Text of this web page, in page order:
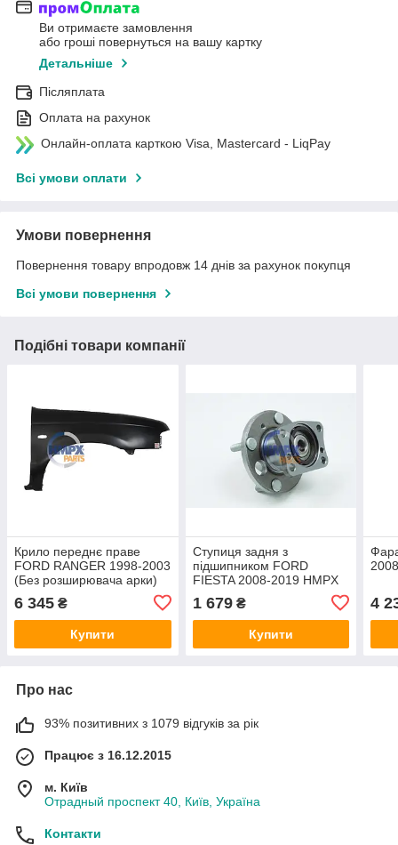
Ви отримаєте замовлення
або гроші повернуться на вашу картку
Детальніше
Післяплата
Оплата на рахунок
Онлайн-оплата карткою Visa, Mastercard - LiqPay
Всі умови оплати
Умови повернення
Повернення товару впродовж 14 днів за рахунок покупця
Всі умови повернення
Подібні товари компанії
Крило переднє праве
FORD RANGER 1998-2003
(Без розширювача арки)
6 345 ₴
Купити
Ступиця задня з
підшипником FORD
FIESTA 2008-2019 HMPX
1 679₴
Купити
4
Про нас
93% позитивних з 1079 відгуків за рік
Працює з 16.12.2015
м. Київ
Отрадный проспект 40, Київ, Україна
Контакти